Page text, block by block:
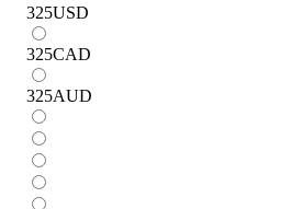
325USD
325CAD
325AUD